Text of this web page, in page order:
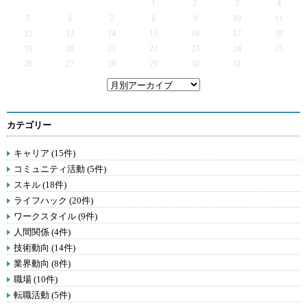
2 3
4
5
6 7 9
12
13 14 15 16 17
19
20 21 22 23 24
25
26
27 28 29 30 31
カテゴリー
キャリア (15件)
コミュニティ活動 (5件)
スキル (18件)
ライフハック (20件)
ワークスタイル (9件)
人間関係 (4件)
技術動向 (14件)
業界動向 (8件)
職場 (10件)
転職活動 (5件)